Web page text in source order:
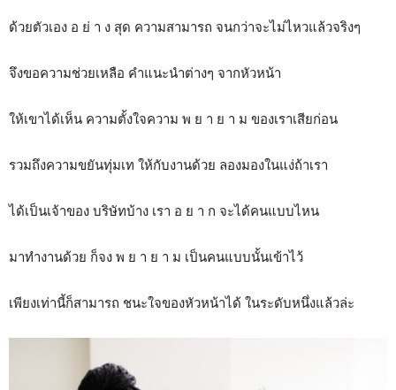
ด้วยตัวเอง อ ย่ า ง สุด ความสามารถ จนกว่าจะไม่ไหวแล้วจริงๆ
จึงขอความช่วยเหลือ คำแนะนำต่างๆ จากหัวหน้า
ให้เขาได้เห็น ความตั้งใจความ พ ย า ย า ม ของเราเสียก่อน
รวมถึงความขยันทุ่มเท ให้กับงานด้วย ลองมองในแง่ถ้าเรา
ได้เป็นเจ้าของ บริษัทบ้าง เรา อ ย า ก จะได้คนแบบไหน
มาทำงานด้วย ก็จง พ ย า ย า ม เป็นคนแบบนั้นเข้าไว้
เพียงเท่านี้ก็สามารถ ชนะใจของหัวหน้าได้ ในระดับหนึ่งแล้วล่ะ